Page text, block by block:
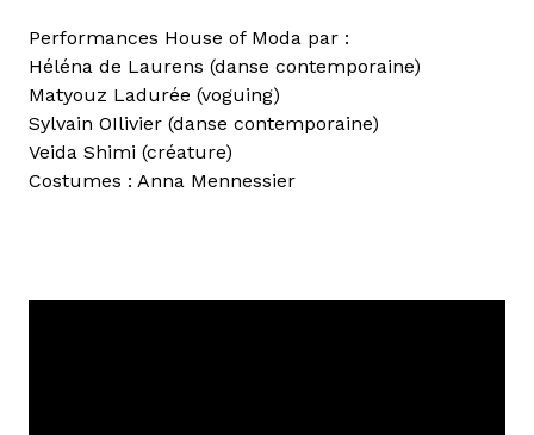
Performances House of Moda par :
Héléna de Laurens (danse contemporaine)
Matyouz Ladurée (voguing)
Sylvain OIlivier (danse contemporaine)
Veida Shimi (créature)
Costumes : Anna Mennessier